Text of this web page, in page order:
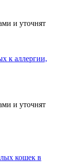
и уточнят
к аллергии,
и уточнят
кошек в